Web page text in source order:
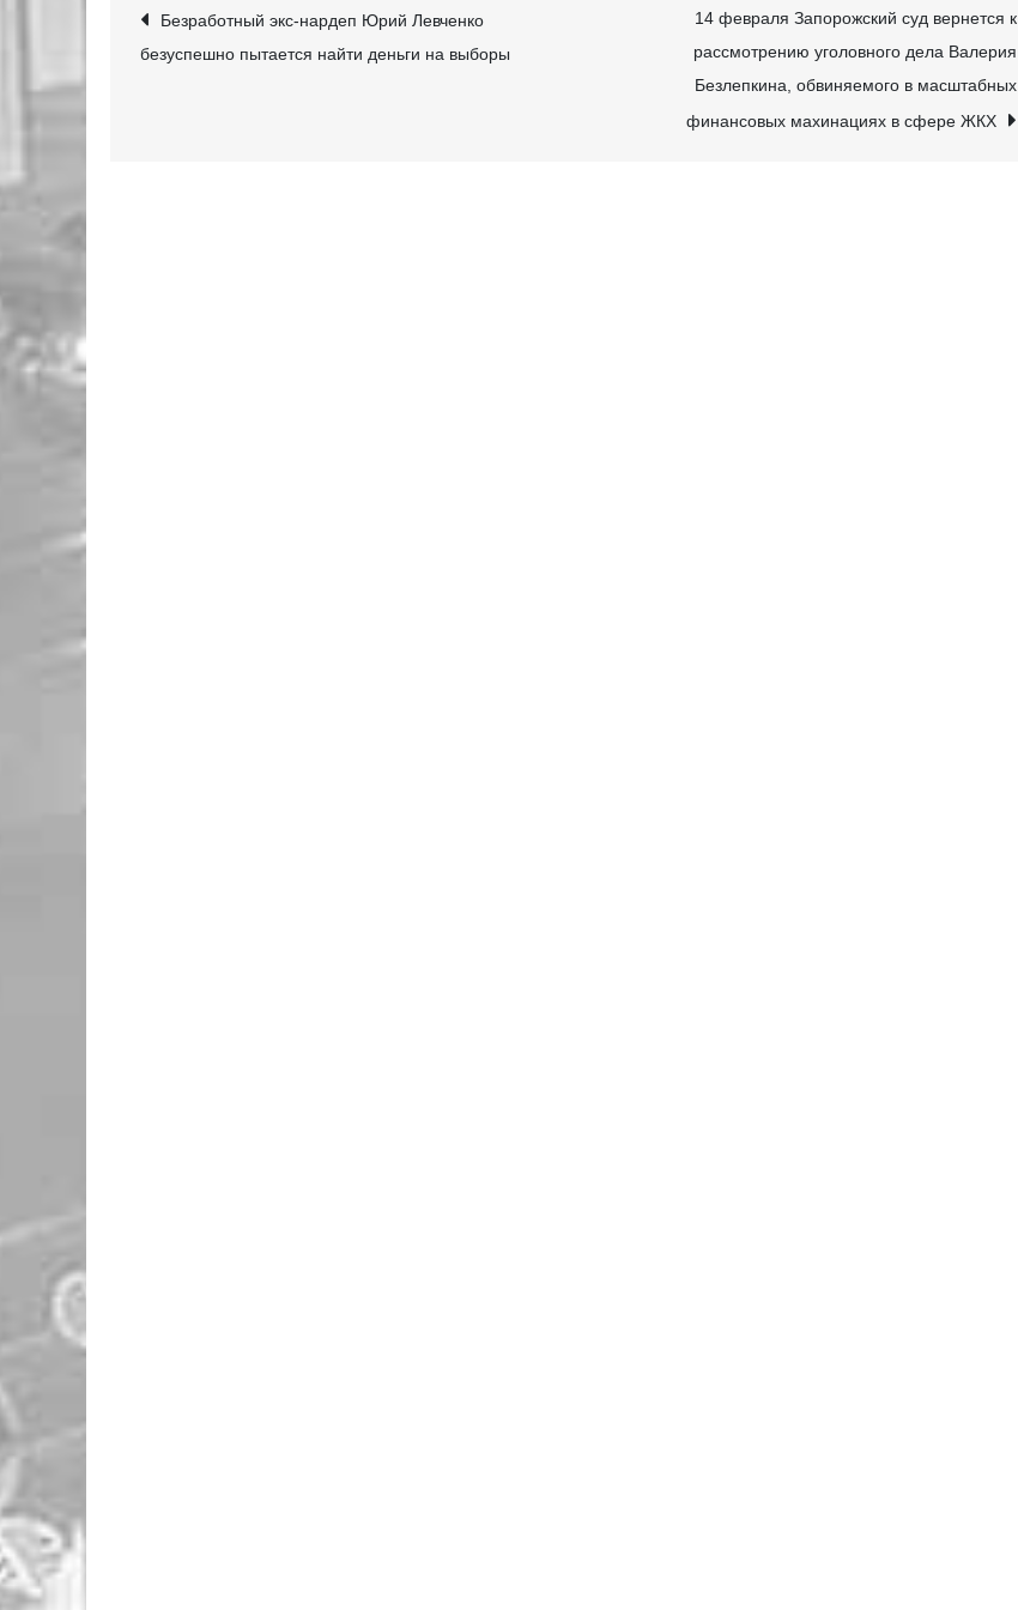
Навігація
Безработный экс-нардеп Юрий Левченко
безуспешно пытается найти деньги на выборы
14 февраля Запорожский суд вернется к
рассмотрению уголовного дела Валерия
Безлепкина, обвиняемого в масштабных
финансовых махинациях в сфере ЖКХ